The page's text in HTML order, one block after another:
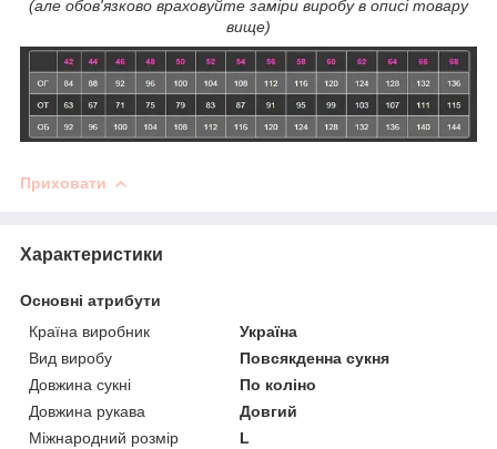
(але обов'язково враховуйте заміри виробу в описі товару
вище)
Приховати
Характеристики
Основні атрибути
Країна виробник
Україна
Вид виробу
Повсякденна сукня
Довжина сукні
По коліно
Довжина рукава
Довгий
Міжнародний розмір
L